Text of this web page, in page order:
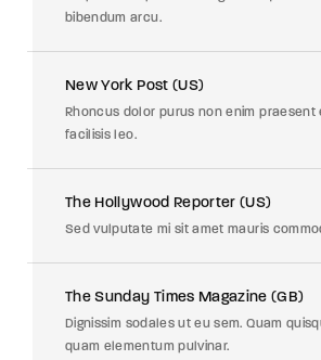
bibendum arcu.
New York Post (US)
Rhoncus dolor purus non enim praesent
facilisis leo.
The Hollywood Reporter (US)
Sed vulputate mi sit amet mauris
The Sunday Times Magazine (GB)
Dignissim sodales ut eu sem. Quam
quam elementum pulvinar.